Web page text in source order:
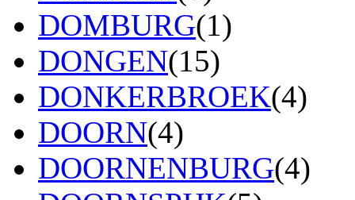
DOMBURG(1)
DONGEN(15)
DONKERBROEK(4)
DOORN(4)
DOORNENBURG(4)